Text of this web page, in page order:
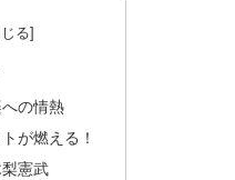
の情熱
が燃える！
憲武